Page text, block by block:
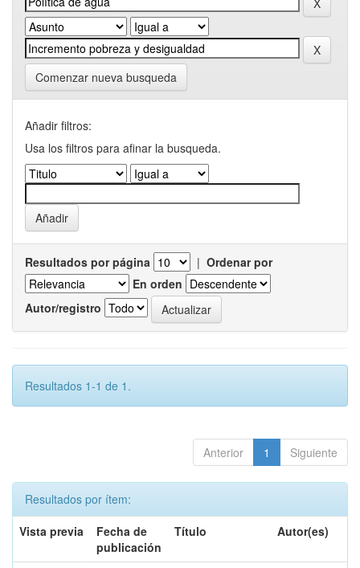
Comenzar nueva busqueda
Añadir filtros:
Usa los filtros para afinar la busqueda.
Resultados por página | Ordenar por
En orden
Autor/registro
Resultados 1-1 de 1.
Anterior 1 Siguiente
Resultados por ítem:
Vista previa
Fecha de
publicación
Título Autor(es)